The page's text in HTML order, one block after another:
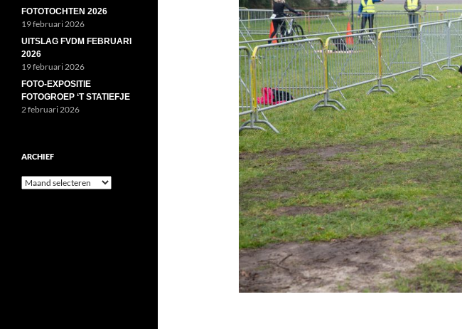
FOTOTOCHTEN 2026
19 februari 2026
UITSLAG FVDM FEBRUARI
2026
19 februari 2026
FOTO-EXPOSITIE
FOTOGROEP ‘T STATIEFJE
2 februari 2026
ARCHIEF
Archief